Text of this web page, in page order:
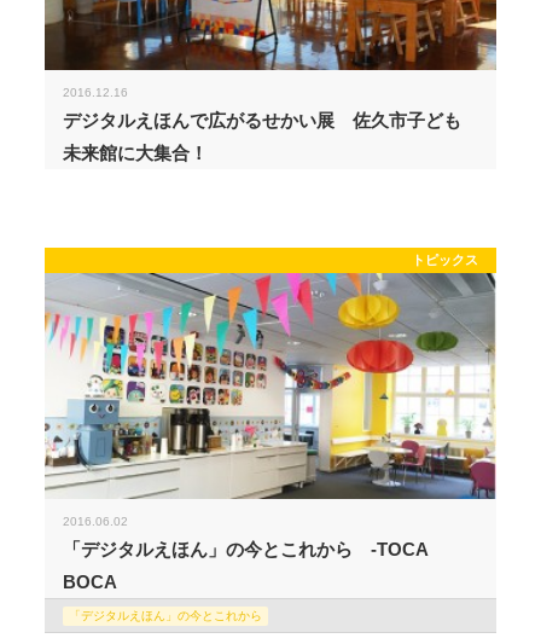
2016.12.16
デジタルえほんで広がるせかい展 佐久市子ども
未来館に大集合！
トピックス
2016.06.02
「デジタルえほん」の今とこれから -TOCA
BOCA
「デジタルえほん」の今とこれから